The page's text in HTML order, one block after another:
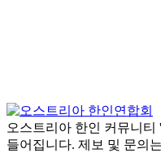
오스트리아 한인 커뮤니
들어집니다. 제보 및 문의